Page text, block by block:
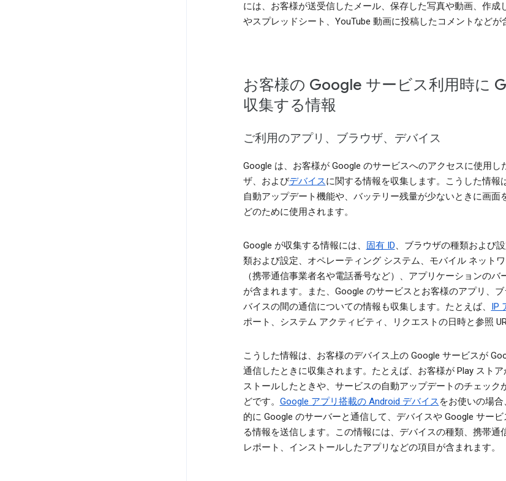
には、お客様が送受信したメール、保存した写真や動画、作成
やスプレッドシート、YouTube 動画に投稿したコメントなどが
お客様の Google サービス利用時に
収集する情報
ご利用のアプリ、ブラウザ、デバイス
Google は、お客様が Google のサービスへのアクセスに使用し
ザ、およびデバイスに関する情報を収集します。こうした情報
自動アップデート機能や、バッテリー残量が少ないときに画面
どのために使用されます。
Google が収集する情報には、 固有 ID、ブラウザの種類および
類および設定、オペレーティング システム、モバイル ネット
（携帯通信事業者名や電話番号など）、アプリケーションのバ
が含まれます。また、Google のサービスとお客様のアプリ、
バイスの間の通信についての情報も収集します。たとえば、 IP
ポート、システム アクティビティ、リクエストの日時と参照
こうした情報は、お客様のデバイス上の Google サービスが
通信したときに収集されます。たとえば、お客様が Play スト
ストールしたときや、サービスの自動アップデートのチェック
どです。 Google アプリ搭載の Android デバイス をお使いの場
的に Google のサーバーと通信して、デバイスや Google サー
る情報を送信します。この情報には、デバイスの種類、携帯通
レポート、インストールしたアプリなどの項目が含まれます。